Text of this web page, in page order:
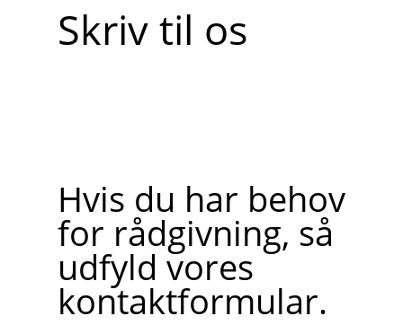
Skriv til os
Hvis du har behov
for rådgivning, så
udfyld vores
kontaktformular.